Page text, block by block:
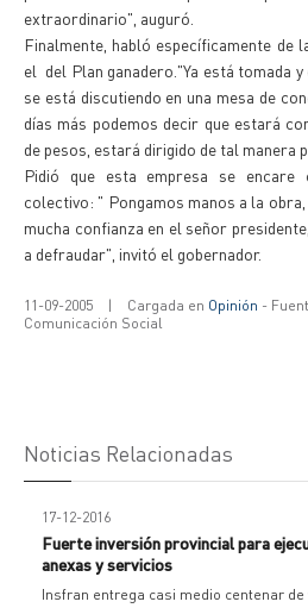
extraordinario", auguró.
Finalmente, habló específicamente
el del Plan ganadero."Ya está tomada
se está discutiendo en una mesa de
días más podemos decir que estará
de pesos, estará dirigido de tal manera
Pidió que esta empresa se encare
colectivo: " Pongamos manos a la
mucha confianza en el señor
a defraudar", invitó el gobernador.
11-09-2005 | Cargada en Opinión -
Comunicación Social
Noticias Relacionadas
17-12-2016
Fuerte inversión provincial para
anexas y servicios
Insfran entrega casi medio centenar de